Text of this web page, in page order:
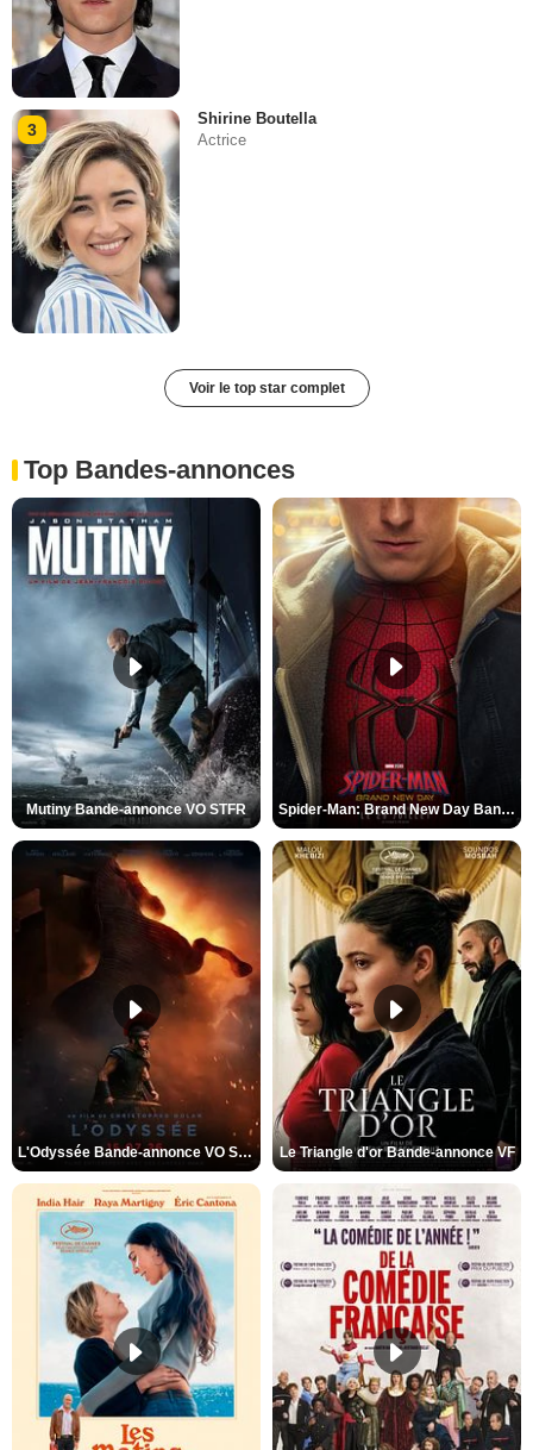
3
Shirine Boutella
Actrice
Voir le top star complet
Top Bandes-annonces
Mutiny Bande-annonce VO STFR Spider-Man: Brand New Day Bande-annonce VO STFR
L'Odyssée Bande-annonce VO STFR Le Triangle d'or Bande-annonce VF